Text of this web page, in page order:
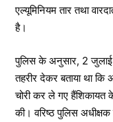
एल्यूमिनियम तार तथा
है।
पुलिस के अनुसार, 2 जुलाई
तहरीर देकर बताया था
चोरी कर ले गए
की। वरिष्ठ पुलिस